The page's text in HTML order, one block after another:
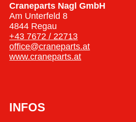
Craneparts Nagl GmbH
Am Unterfeld 8
4844 Regau
+43 7672 / 22713
office@craneparts.at
www.craneparts.at
INFOS